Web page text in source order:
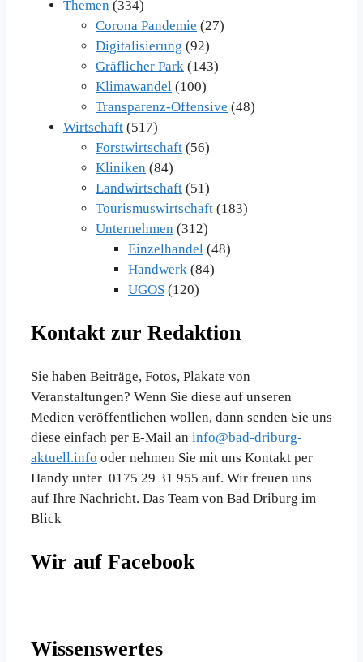
Themen (334)
Corona Pandemie (27)
Digitalisierung (92)
Gräflicher Park (143)
Klimawandel (100)
Transparenz-Offensive (48)
Wirtschaft (517)
Forstwirtschaft (56)
Kliniken (84)
Landwirtschaft (51)
Tourismuswirtschaft (183)
Unternehmen (312)
Einzelhandel (48)
Handwerk (84)
UGOS (120)
Kontakt zur Redaktion
Sie haben Beiträge, Fotos, Plakate von
Veranstaltungen? Wenn Sie diese auf unseren
Medien veröffentlichen wollen, dann senden Sie uns
diese einfach per E-Mail an info@bad-driburg-
aktuell.info oder nehmen Sie mit uns Kontakt per
Handy unter 0175 29 31 955 auf. Wir freuen uns
auf Ihre Nachricht. Das Team von Bad Driburg im
Blick
Wir auf Facebook
Wissenswertes